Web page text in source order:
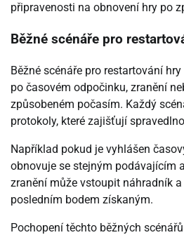
připravenosti na obnovení hry po
Běžné scénáře pro
Běžné scénáře pro restartování
po časovém odpočinku, zranění
způsobeném počasím. Každý
protokoly, které zajišťují
Například pokud je vyhlášen
obnovuje se stejným podávajícím
zranění může vstoupit náhradník
posledním bodem získaným.
Pochopení těchto běžných